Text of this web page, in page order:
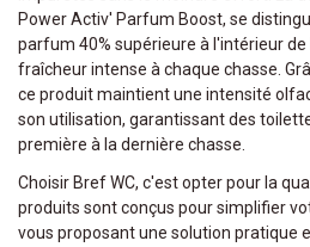
Power Activ' Parfum Boost, se
parfum 40% supérieure à l'intérieur
fraîcheur intense à chaque chasse.
ce produit maintient une intensité
son utilisation, garantissant des
première à la dernière chasse.
Choisir Bref WC, c'est opter pour la
produits sont conçus pour simplifier
vous proposant une solution pratique